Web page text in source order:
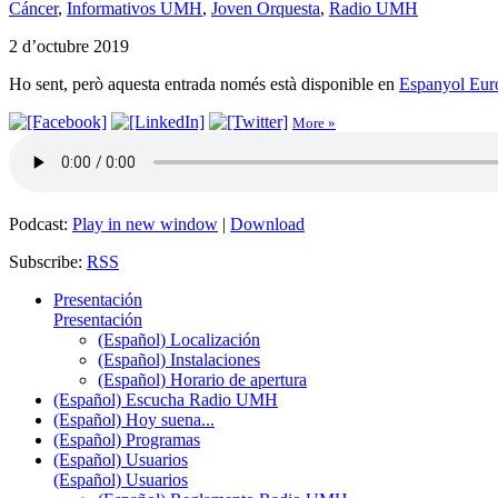
Cáncer, Informativos UMH, Joven Orquesta, Radio UMH
2 d’octubre 2019
Ho sent, però aquesta entrada només està disponible en Espanyol
More »
Podcast: Play in new window | Download
Subscribe: RSS
Presentación
Presentación
(Español) Localización
(Español) Instalaciones
(Español) Horario de apertura
(Español) Escucha Radio UMH
(Español) Hoy suena...
(Español) Programas
(Español) Usuarios
(Español) Usuarios